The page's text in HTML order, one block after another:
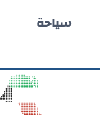
سياحة